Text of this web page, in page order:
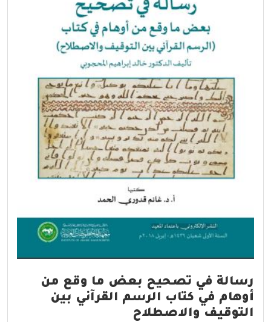
رسالة في تصحيح بعض ما وقع من
أوهام في كتاب الرسم القرآني بين
التوقيف والاصطلاح